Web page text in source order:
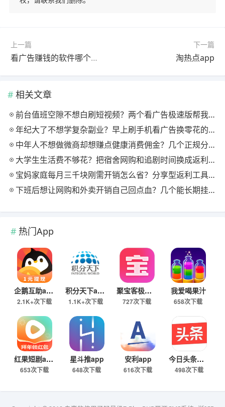
上一篇
看广告赚钱的软件哪个好赚钱最多？这款app看广告收益最高
下一篇
淘热点app
相关文章
前台值班空隙不想白刷短视频？两个看广告极速版帮我月回血三百块
年纪大了不想学复杂副业？早上刷手机看广告换零花的两个极速版用法
中年人不想做微商却想赚点健康消费佣金？几个正规分享式返利平台排位
大学生生活费不够花？把宿舍网购和追剧时间换成返利零钱的方法
宝妈家庭每月三千块刚需开销怎么省？分享型返利工具这样搭最舒服
下班后想让网购和外卖开销自己回点血？几个能长期挂机的返利入口实测
热门App
企鹅互助app
2.1K+次下载
积分天下app
1.1K+次下载
聚宝客极速版
727次下载
我爱喝果汁
658次下载
红果短剧app
653次下载
星斗推app
648次下载
安利app
616次下载
今日头条极速版下载
498次下载